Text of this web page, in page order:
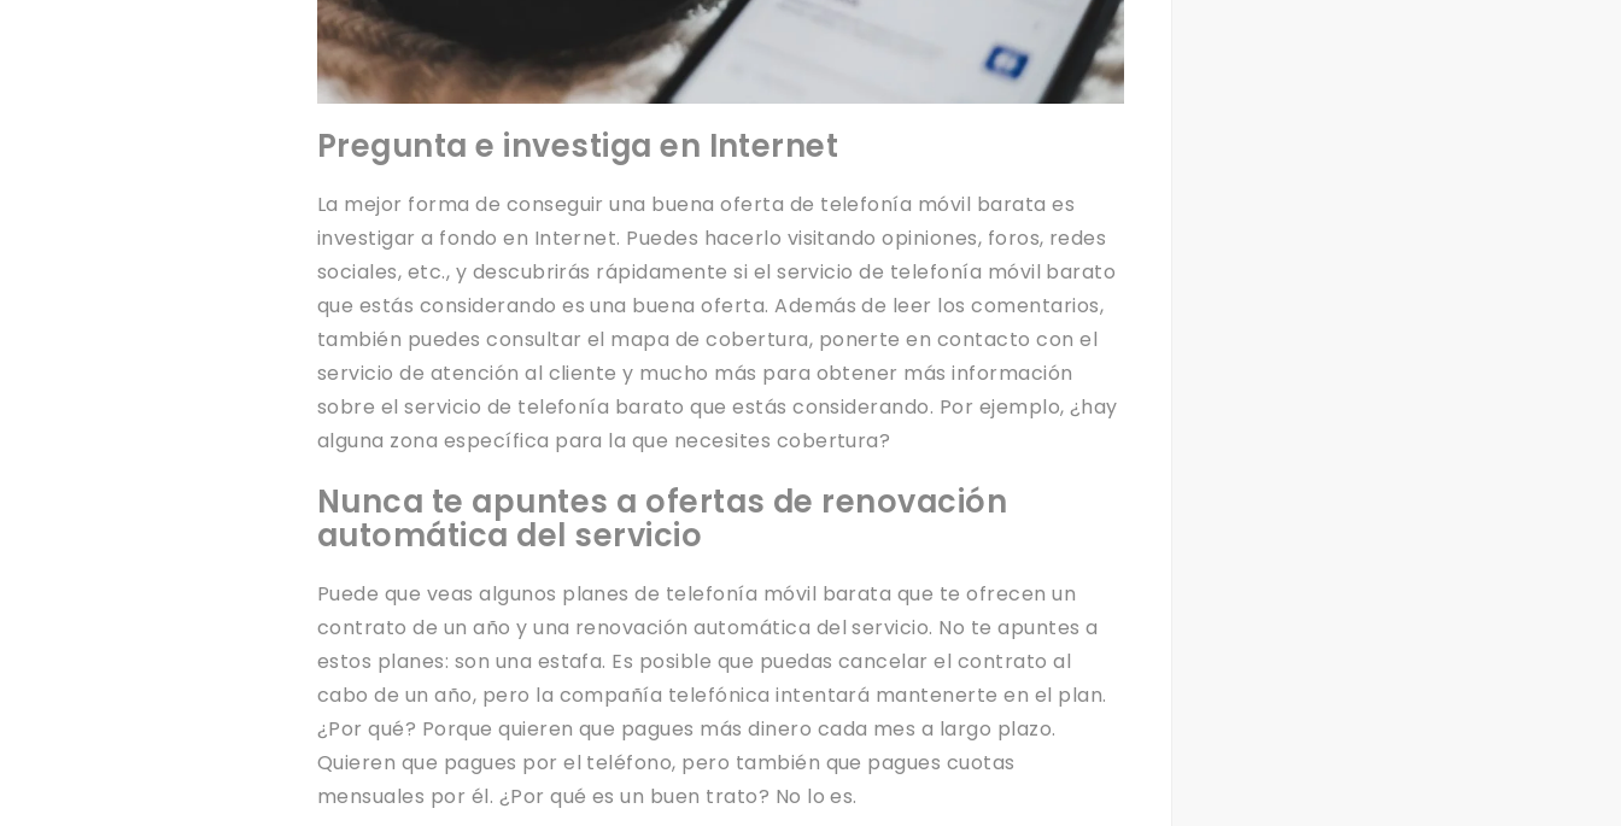
Pregunta e investiga en Internet
La mejor forma de conseguir una buena oferta de telefonía móvil barata es
investigar a fondo en Internet. Puedes hacerlo visitando opiniones, foros, redes
sociales, etc., y descubrirás rápidamente si el servicio de telefonía móvil barato
que estás considerando es una buena oferta. Además de leer los comentarios,
también puedes consultar el mapa de cobertura, ponerte en contacto con el
servicio de atención al cliente y mucho más para obtener más información
sobre el servicio de telefonía barato que estás considerando. Por ejemplo, ¿hay
alguna zona específica para la que necesites cobertura?
Nunca te apuntes a ofertas de renovación
automática del servicio
Puede que veas algunos planes de telefonía móvil barata que te ofrecen un
contrato de un año y una renovación automática del servicio. No te apuntes a
estos planes: son una estafa. Es posible que puedas cancelar el contrato al
cabo de un año, pero la compañía telefónica intentará mantenerte en el plan.
¿Por qué? Porque quieren que pagues más dinero cada mes a largo plazo.
Quieren que pagues por el teléfono, pero también que pagues cuotas
mensuales por él. ¿Por qué es un buen trato? No lo es.